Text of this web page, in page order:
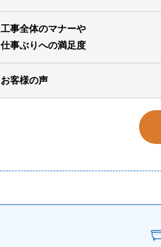
工事全体のマナーや
仕事ぶりへの満足度
お客様の声